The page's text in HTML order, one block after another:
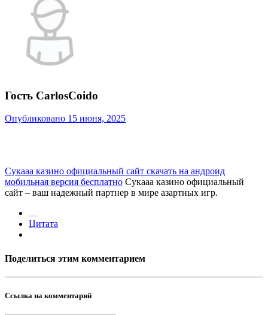
Гость CarlosCoido
Опубликовано 15 июня, 2025
Сукааа казино официальный сайт скачать на андроид
мобильная версия бесплатно Сукааа казино официальный
сайт – ваш надежный партнер в мире азартных игр.
Цитата
Поделиться этим комментарием
Ссылка на комментарий